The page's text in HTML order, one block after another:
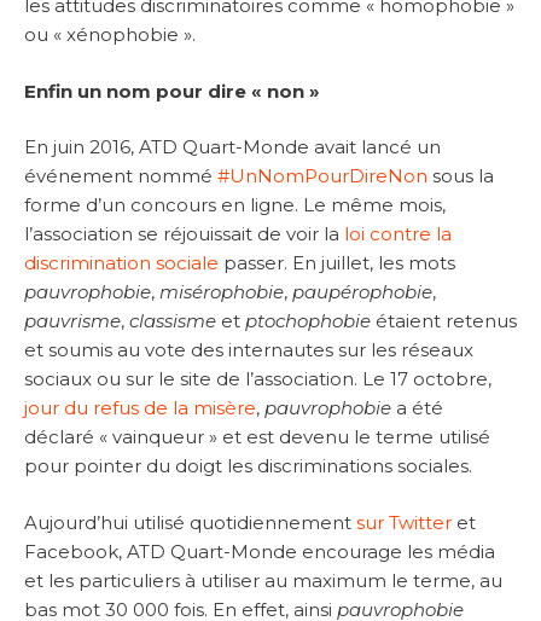
les attitudes discriminatoires comme « homophobie »
ou « xénophobie ».
Enfin un nom pour dire « non »
En juin 2016, ATD Quart-Monde avait lancé un
événement nommé #UnNomPourDireNon sous la
forme d’un concours en ligne. Le même mois,
l’association se réjouissait de voir la loi contre la
discrimination sociale passer. En juillet, les mots
pauvrophobie, misérophobie, paupérophobie,
pauvrisme, classisme et ptochophobie étaient retenus
et soumis au vote des internautes sur les réseaux
sociaux ou sur le site de l’association. Le 17 octobre,
jour du refus de la misère, pauvrophobie a été
déclaré « vainqueur » et est devenu le terme utilisé
pour pointer du doigt les discriminations sociales.
Aujourd’hui utilisé quotidiennement sur Twitter et
Facebook, ATD Quart-Monde encourage les média
et les particuliers à utiliser au maximum le terme, au
bas mot 30 000 fois. En effet, ainsi pauvrophobie